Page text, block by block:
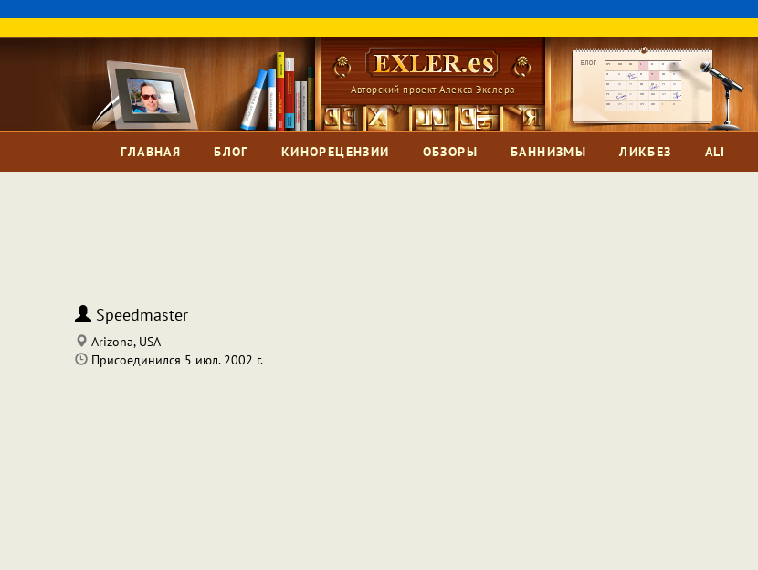
Авторский проект Алекса Экслера
ГЛАВНАЯ БЛОГ КИНОРЕЦЕНЗИИ ОБЗОРЫ БАННИЗМЫ ЛИКБЕЗ ALI
Speedmaster
Arizona, USA
Присоединился 5 июл. 2002 г.